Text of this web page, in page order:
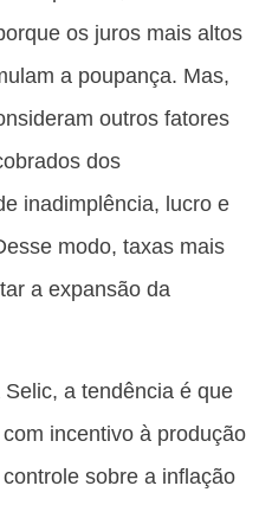
os juros mais altos
a poupança. Mas,
outros fatores
dos
inadimplência, lucro e
modo, taxas mais
a expansão da
a tendência é que
incentivo à produção
sobre a inflação